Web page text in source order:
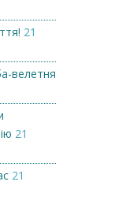
21
велетня
21
21